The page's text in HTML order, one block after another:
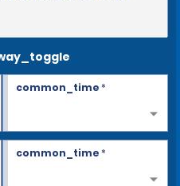
common_time*
common_time*